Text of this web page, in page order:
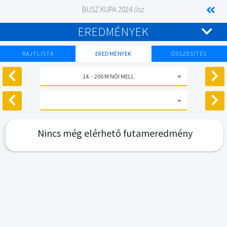
BUSZ KUPA 2024 ősz
EREDMÉNYEK
RAJTLISTA EREDMÉNYEK ÖSSZESÍTÉS
14. - 200 M NŐI MELL
Nincs még elérhető futameredmény